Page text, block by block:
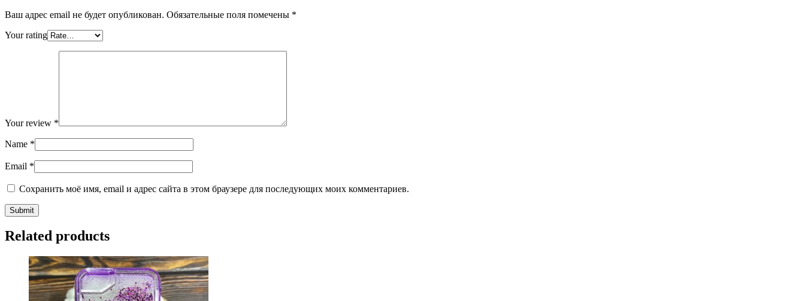
Ваш адрес email не будет опубликован. Обязательные поля помечены *
Your rating
Your review *
Name *
Email *
Сохранить моё имя, email и адрес сайта в этом браузере для последующих моих комментариев.
Related products